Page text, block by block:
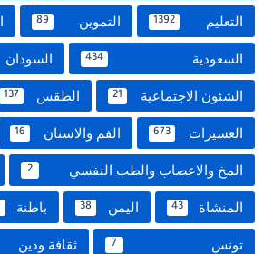
التعليم 1392 التموين 89
السعودية 434 السودان
الشئون الاجتماعية 21 الطقس 137
العسيرات 673 الفم والاسنان 16
المخ والاعصاب والطب النفسي 2
المنشاة 43 اليمن 38 باطنة
تونس 7 ثقافة ودين